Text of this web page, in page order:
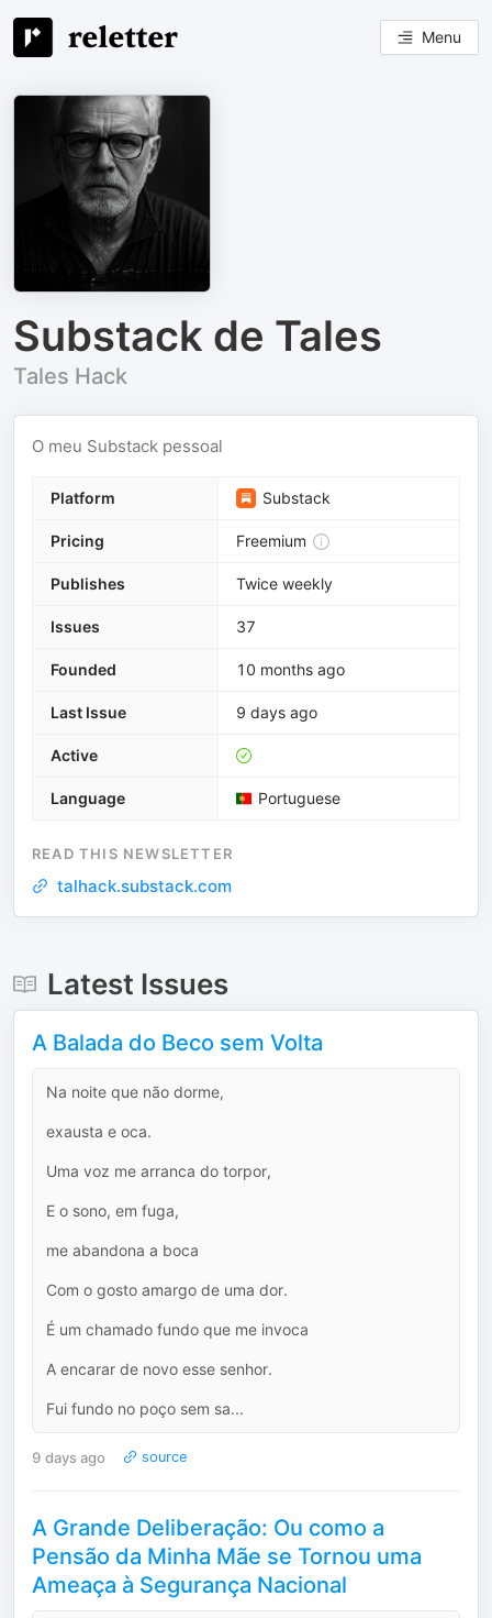
Menu
Substack de Tales
Tales Hack
O meu Substack pessoal
Platform Substack
Pricing Freemium
Publishes Twice weekly
Issues 37
Founded 10 months ago
Last Issue 9 days ago
Active
Language Portuguese
READ THIS NEWSLETTER
talhack.substack.com
Latest Issues
A Balada do Beco sem Volta
Na noite que não dorme,
exausta e oca.
Uma voz me arranca do torpor,
E o sono, em fuga,
me abandona a boca
Com o gosto amargo de uma dor.
É um chamado fundo que me invoca
A encarar de novo esse senhor.
Fui fundo no poço sem sa...
9 days ago source
A Grande Deliberação: Ou como a
Pensão da Minha Mãe se Tornou uma
Ameaça à Segurança Nacional